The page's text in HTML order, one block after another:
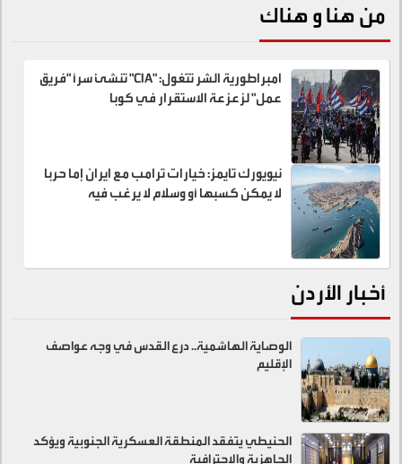
من هنا و هناك
امبراطورية الشر تتغول: "CIA" تنشئ سراً "فريق
عمل" لزعزعة الاستقرار في كوبا
نيويورك تايمز: خيارات ترامب مع ايران إما حربا
لا يمكن كسبها أو وسلام لا يرغب فيه
أخبار الأردن
الوصاية الهاشمية.. درع القدس في وجه عواصف
الإقليم
الحنيطي يتفقد المنطقة العسكرية الجنوبية ويؤكد
الجاهزية والاحترافية